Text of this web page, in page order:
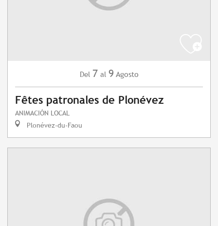
Del 7 al 9 Agosto
Fêtes patronales de Plonévez
ANIMACIÓN LOCAL
Plonévez-du-Faou